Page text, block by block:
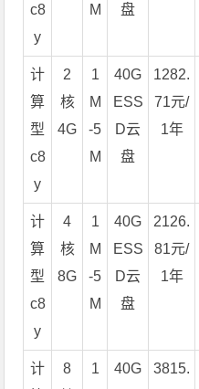
c8
y
M
盘
计
算
型
c8
y
2
核
4G
1
M
-5
M
40G
ESS
D云
盘
1282.
71元/
1年
计
算
型
c8
y
4
核
8G
1
M
-5
M
40G
ESS
D云
盘
2126.
81元/
1年
计
8
1
40G
3815.